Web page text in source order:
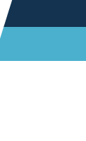
sert de
en bois de